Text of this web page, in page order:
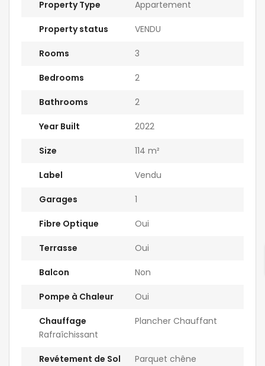
Property Type Appartement
Property status VENDU
Rooms 3
Bedrooms 2
Bathrooms 2
Year Built 2022
Size 114 m²
Label Vendu
Garages 1
Fibre Optique Oui
Terrasse Oui
Balcon Non
Pompe à Chaleur Oui
Chauffage
Plancher Chauffant
Rafraîchissant
Revétement de Sol Parquet chêne